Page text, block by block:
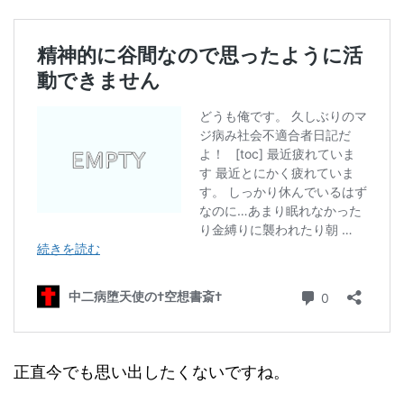
正直今でも思い出したくないですね。